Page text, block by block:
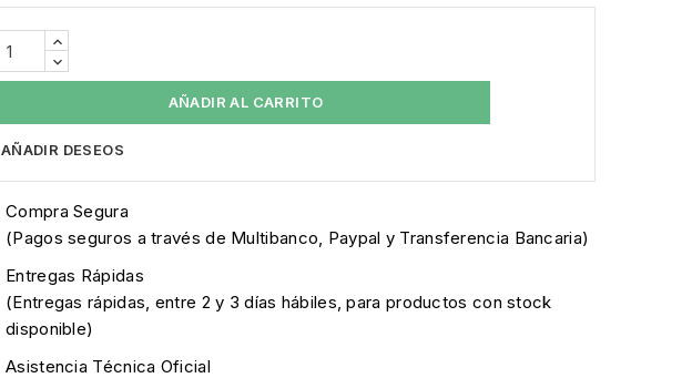
AÑADIR AL CARRITO
AÑADIR DESEOS
Compra Segura
(Pagos seguros a través de Multibanco, Paypal y Transferencia Bancaria)
Entregas Rápidas
(Entregas rápidas, entre 2 y 3 días hábiles, para productos con stock
disponible)
Asistencia Técnica Oficial